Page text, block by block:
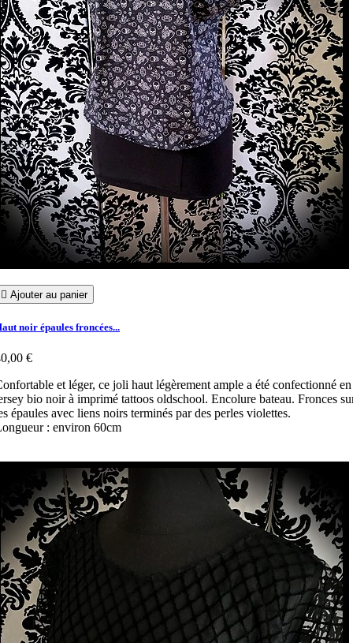
 Ajouter au panier
noir épaules froncées...
€
et léger, ce joli haut légèrement ample a été confectionné en
bio noir à imprimé tattoos oldschool. Encolure bateau. Fronces
épaules avec liens noirs terminés par des perles violettes.
: environ 60cm